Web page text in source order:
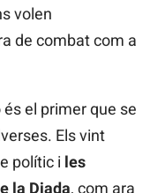
volen
de combat com a
el primer que se
Els vint
polític i les
la Diada, com ara